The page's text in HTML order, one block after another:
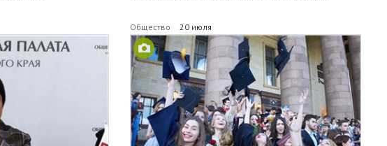
Общество 20 июля